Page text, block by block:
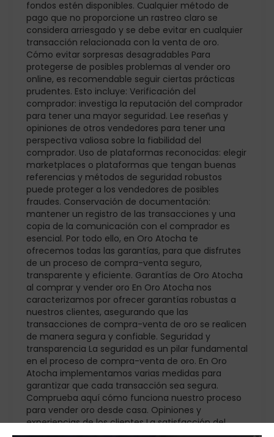
fondos estén disponibles. Cualquier método de
pago que no proporcione un rastreo claro se
considera arriesgado y se debe evitar en cualquier
transacción relacionada con la venta de oro.
Cómo evitar sorpresas desagradables Para
protegerse de posibles problemas al vender oro
online, es recomendable seguir ciertas prácticas
prudentes. Esto incluye: Verificación del
comprador: investiga la reputación del comprador
para tener una mayor seguridad. Lee reseñas y
opiniones de otros vendedores para tener una
perspectiva valiosa sobre la fiabilidad del
comprador. Uso de plataformas reconocidas: elegir
marketplaces o plataformas que tengan buenas
referencias y métodos de seguridad robustos
puede proteger a los vendedores de posibles
fraudes. Conservación de documentación:
mantener un registro de las transacciones y una
copia de la comunicación con el comprador es
esencial. Por todo ello, en Oro Atocha te
ofrecemos todas las garantías, para que disfrutes
de un proceso de compra-venta seguro,
transparente y eficiente. Garantías de Oro Atocha
al comprar y vender oro En Oro Atocha nos
caracterizamos por ofrecer garantías robustas a
nuestros clientes, asegurando que las
transacciones de compra-venta de oro se realicen
de manera segura y confiable. Seguridad y
transparencia La seguridad es un pilar fundamental
en el proceso de compra-venta de oro. En Oro
Atocha implementamos varias medidas para
garantizar que cada transacción sea segura.
Comprueba aquí cómo funciona nuestro proceso
para vender oro desde casa. Opiniones y
experiencias de los clientes La satisfacción del